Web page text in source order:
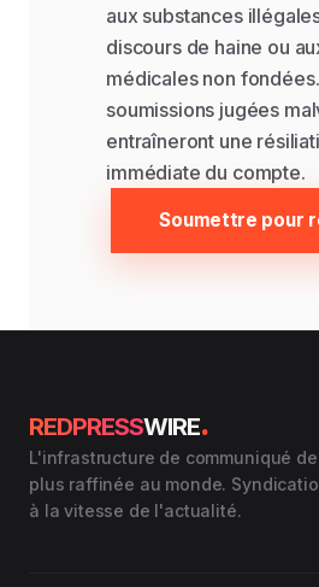
aux substances
discours de haine ou
médicales non
soumissions jugées
entraîneront une
immédiate du compte.
Soumettre pour
REDPRESSWIRE.
L'infrastructure de communiqué
plus raffinée au monde.
à la vitesse de l'actualité.